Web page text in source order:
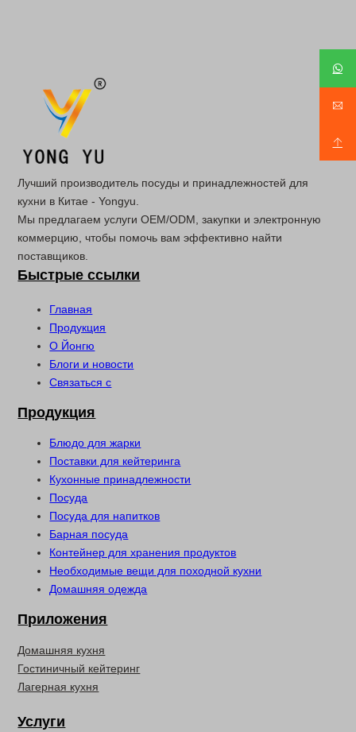
Лучший производитель посуды и принадлежностей для
кухни в Китае - Yongyu.
Мы предлагаем услуги OEM/ODM, закупки и электронную
коммерцию, чтобы помочь вам эффективно найти
поставщиков.
Быстрые ссылки
Главная
Продукция
О Йонгю
Блоги и новости
Связаться с
Продукция
Блюдо для жарки
Поставки для кейтеринга
Кухонные принадлежности
Посуда
Посуда для напитков
Барная посуда
Контейнер для хранения продуктов
Необходимые вещи для походной кухни
Домашняя одежда
Приложения
Домашняя кухня
Гостиничный кейтеринг
Лагерная кухня
Услуги